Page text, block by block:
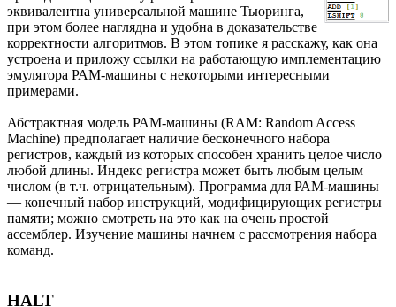
эквивалентна универсальной машине Тьюринга,
при этом более наглядна и удобна в доказательстве
корректности алгоритмов. В этом топике я расскажу, как она
устроена и приложу ссылки на работающую имплементацию
эмулятора РАМ-машины с некоторыми интересными
примерами.
Абстрактная модель РАМ-машины (RAM: Random Access
Machine) предполагает наличие бесконечного набора
регистров, каждый из которых способен хранить целое число
любой длины. Индекс регистра может быть любым целым
числом (в т.ч. отрицательным). Программа для РАМ-машины
— конечный набор инструкций, модифицирующих регистры
памяти; можно смотреть на это как на очень простой
ассемблер. Изучение машины начнем с рассмотрения набора
команд.
HALT